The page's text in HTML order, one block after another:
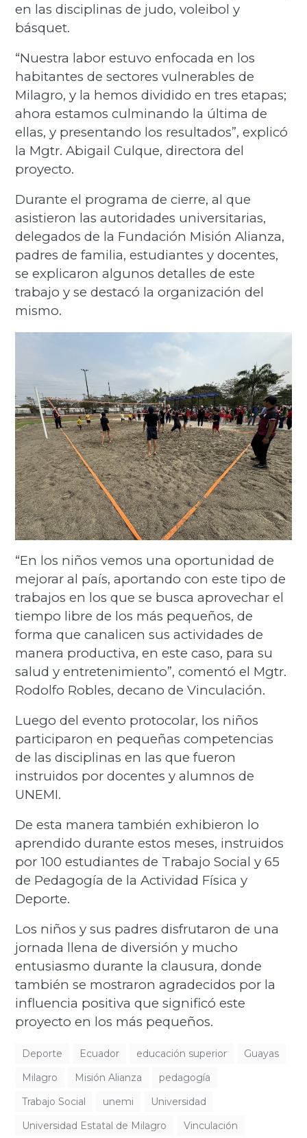
en las disciplinas de judo, voleibol y
básquet.
“Nuestra labor estuvo enfocada en los
habitantes de sectores vulnerables de
Milagro, y la hemos dividido en tres etapas;
ahora estamos culminando la última de
ellas, y presentando los resultados”, explicó
la Mgtr. Abigail Culque, directora del
proyecto.
Durante el programa de cierre, al que
asistieron las autoridades universitarias,
delegados de la Fundación Misión Alianza,
padres de familia, estudiantes y docentes,
se explicaron algunos detalles de este
trabajo y se destacó la organización del
mismo.
“En los niños vemos una oportunidad de
mejorar al país, aportando con este tipo de
trabajos en los que se busca aprovechar el
tiempo libre de los más pequeños, de
forma que canalicen sus actividades de
manera productiva, en este caso, para su
salud y entretenimiento”, comentó el Mgtr.
Rodolfo Robles, decano de Vinculación.
Luego del evento protocolar, los niños
participaron en pequeñas competencias
de las disciplinas en las que fueron
instruidos por docentes y alumnos de
UNEMI.
De esta manera también exhibieron lo
aprendido durante estos meses, instruidos
por 100 estudiantes de Trabajo Social y 65
de Pedagogía de la Actividad Física y
Deporte.
Los niños y sus padres disfrutaron de una
jornada llena de diversión y mucho
entusiasmo durante la clausura, donde
también se mostraron agradecidos por la
influencia positiva que significó este
proyecto en los más pequeños.
Deporte Ecuador educación superior
Guayas
Milagro
Misión Alianza
pedagogía
Trabajo Social
unemi
Universidad
Universidad Estatal de Milagro
Vinculación